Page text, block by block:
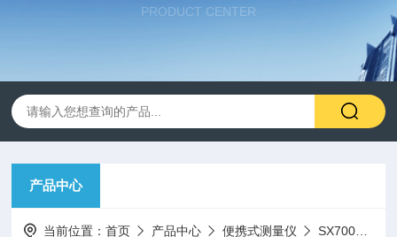
PRODUCT CENTER
产品中心
当前位置：首页 产品中心 便携式测量仪 SX700系列便携式测量仪